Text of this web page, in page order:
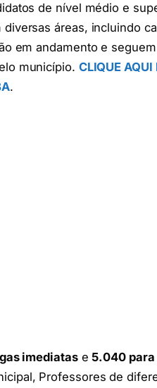
de nível médio e
áreas, incluindo
em andamento e
município. CLIQUE
.
imediatase 5.040
Professores de